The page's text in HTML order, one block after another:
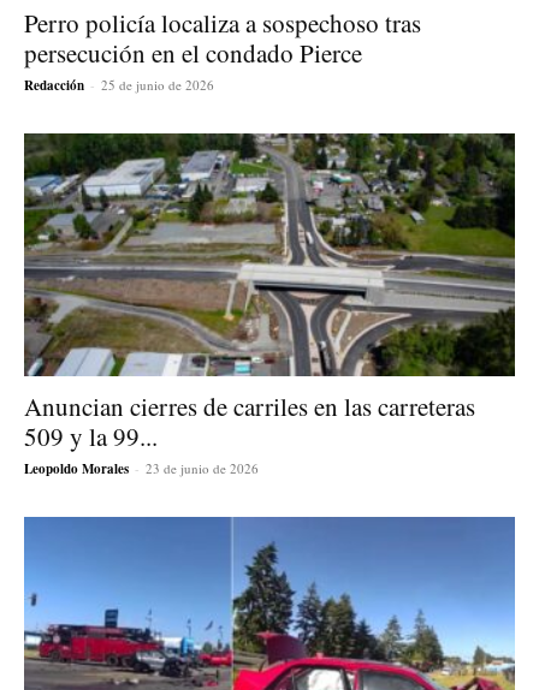
Perro policía localiza a sospechoso tras
persecución en el condado Pierce
Redacción - 25 de junio de 2026
Anuncian cierres de carriles en las carreteras
509 y la 99...
Leopoldo Morales - 23 de junio de 2026